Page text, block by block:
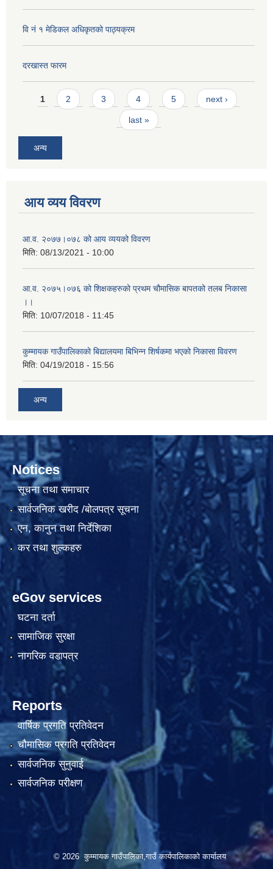
वि नं १ मेडिकल अधिकृतको पाठ्यक्रम
दरखास्त फारम
Pages
1 2 3 4 5 next ›
last »
अन्य
आय व्यय विवरण
आ.व. २०७७।०७८ को आय व्ययको विवरण
मिति: 08/13/2021 - 10:00
आ.व. २०७५।०७६ को शिक्षकहरुको प्रथम चौमासिक बापतको तलब निकासा
।।
मिति: 10/07/2018 - 11:45
कुम्मायक गाउँपालिकाको बिद्यालयमा बिभिन्न शिर्षकमा भएको निकासा विवरण
मिति: 04/19/2018 - 15:56
अन्य
Notices
सूचना तथा समाचार
सार्वजनिक खरीद /बोलपत्र सूचना
एन, कानुन तथा निर्देशिका
कर तथा शुल्कहरु
eGov services
घटना दर्ता
सामाजिक सुरक्षा
नागरिक वडापत्र
Reports
वार्षिक प्रगति प्रतिवेदन
चौमासिक प्रगति प्रतिवेदन
सार्वजनिक सुनुवाई
सार्वजनिक परीक्षण
© 2026 कुम्मायक गाउँपालिका,गाउँ कार्यपालिकाको कार्यालय